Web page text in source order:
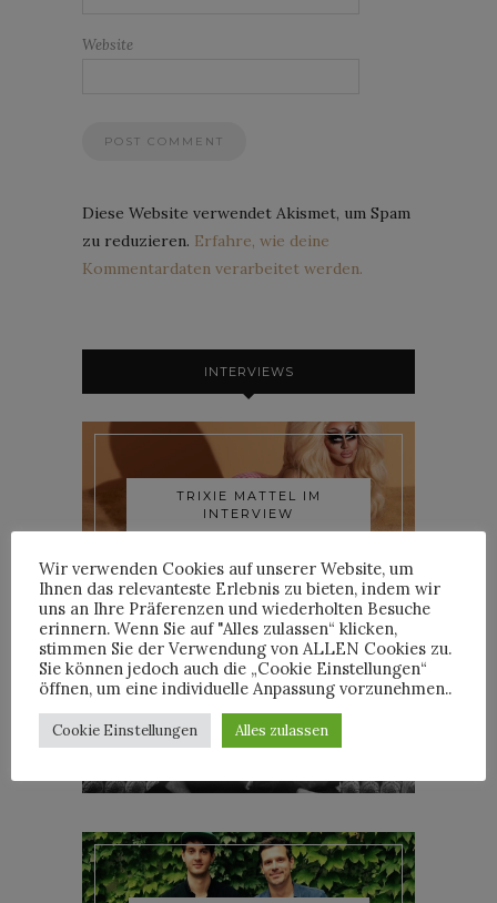
Website
Diese Website verwendet Akismet, um Spam
zu reduzieren. Erfahre, wie deine
Kommentardaten verarbeitet werden.
INTERVIEWS
TRIXIE MATTEL IM
INTERVIEW
YOANN LEMOINE AKA
WOODKID IM INTERVIEW
Wir verwenden Cookies auf unserer Website, um
Ihnen das relevanteste Erlebnis zu bieten, indem wir
uns an Ihre Präferenzen und wiederholten Besuche
erinnern. Wenn Sie auf "Alles zulassen“ klicken,
stimmen Sie der Verwendung von ALLEN Cookies zu.
Sie können jedoch auch die „Cookie Einstellungen“
öffnen, um eine individuelle Anpassung vorzunehmen..
Cookie Einstellungen Alles zulassen